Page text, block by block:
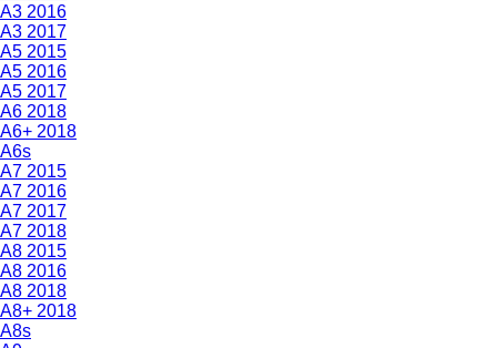
A3 2016
A3 2017
A5 2015
A5 2016
A5 2017
A6 2018
A6+ 2018
A6s
A7 2015
A7 2016
A7 2017
A7 2018
A8 2015
A8 2016
A8 2018
A8+ 2018
A8s